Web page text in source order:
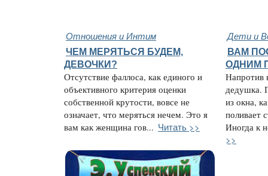
Отношения и Интим Дети и
ЧЕМ МЕРЯТЬСЯ БУДЕМ,
ДЕВОЧКИ?
Отсутствие фаллоса, как единого и
объективного критерия оценки
собственной крутости, вовсе не
означает, что меряться нечем. Это я
вам как женщина гов... Читать >>
ВАМ
ОДНИМ
Напротив
дедушка.
из окна,
поливает
Иногда к
>>